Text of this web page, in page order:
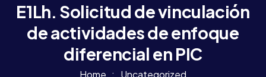
E1Lh. Solicitud de vinculación
de actividades de enfoque
diferencial en PIC
Home Uncategorized